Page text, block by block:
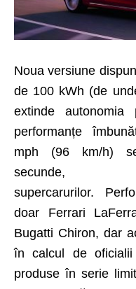
Noua versiune
de 100 kWh (de
extinde
performanțe
mph (96 km/h)
secunde,
supercarurilor.
doar Ferrari
Bugatti Chiron, dar
în calcul de oficialii
produse în serie